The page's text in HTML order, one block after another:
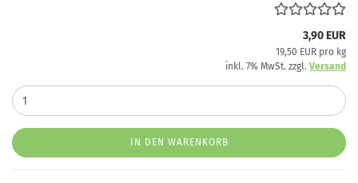
3,90 EUR
19,50 EUR pro kg
inkl. 7% MwSt. zzgl. Versand
IN DEN WARENKORB